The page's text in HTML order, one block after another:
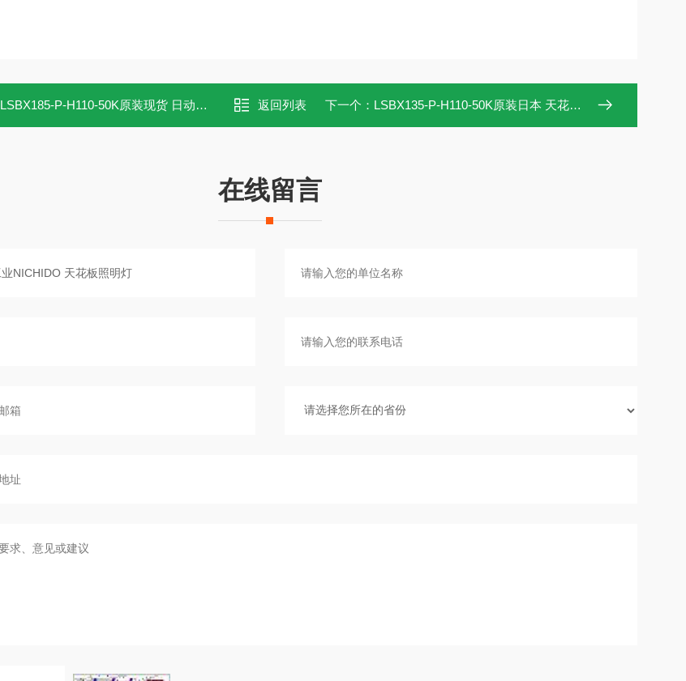
LSBX185-P-H110-50K原装现货 日动工业NICHIDO 天花板照明 返回列表 下一个： LSBX135-P-H110-50K原装日本 天花板照明灯日动工业NICHIDO
在线留言